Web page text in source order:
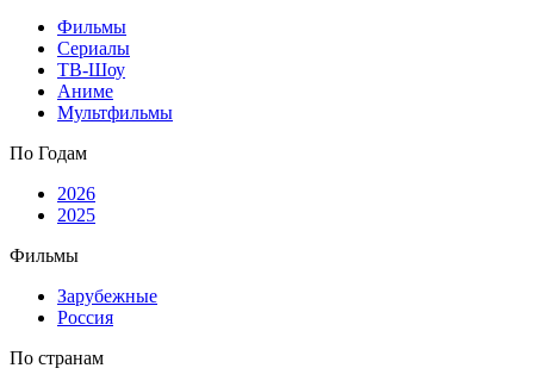
Фильмы
Сериалы
ТВ-Шоу
Аниме
Мультфильмы
По Годам
2026
2025
Фильмы
Зарубежные
Россия
По странам